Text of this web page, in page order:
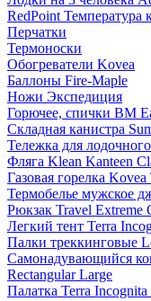
RedPoint
Перчатки
Термоноски
Обогреватели Kovea
Баллоны Fire-Maple
Ножи Экспедиция
Горючее, спички BM
Складная канистра
Тележка для
Фляга Klean Kanteen
Газовая горелка
Термобелье мужское
Рюкзак Travel Extreme
Легкий тент Terra
Палки треккинговые
Самонадувающийся
Rectangular Large
Палатка Terra Incognita